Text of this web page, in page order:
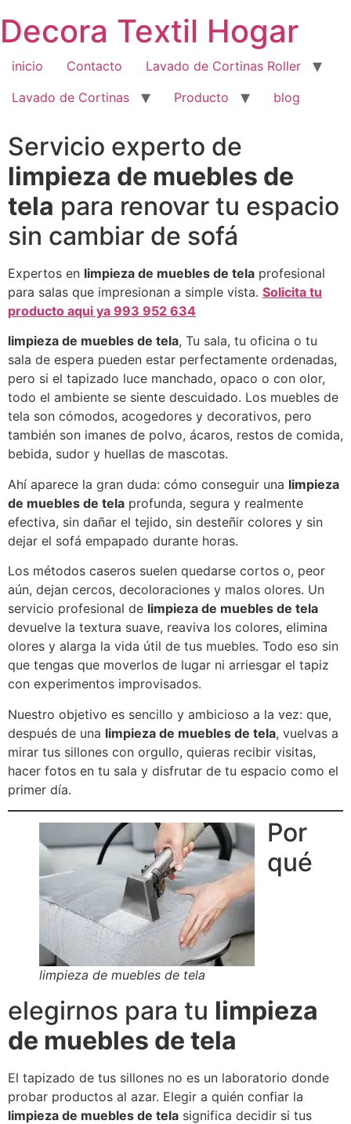
al
contenido
Decora Textil Hogar
inicio Contacto
Lavado de Cortinas Roller
Lavado de Cortinas
Producto blog
Servicio experto de
limpieza de muebles de
tela para renovar tu espacio
sin cambiar de sofá
Expertos en limpieza de muebles de tela profesional
para salas que impresionan a simple vista. Solicita tu
producto aqui ya 993 952 634
limpieza de muebles de tela, Tu sala, tu oficina o tu
sala de espera pueden estar perfectamente ordenadas,
pero si el tapizado luce manchado, opaco o con olor,
todo el ambiente se siente descuidado. Los muebles de
tela son cómodos, acogedores y decorativos, pero
también son imanes de polvo, ácaros, restos de comida,
bebida, sudor y huellas de mascotas.
Ahí aparece la gran duda: cómo conseguir una limpieza
de muebles de tela profunda, segura y realmente
efectiva, sin dañar el tejido, sin desteñir colores y sin
dejar el sofá empapado durante horas.
Los métodos caseros suelen quedarse cortos o, peor
aún, dejan cercos, decoloraciones y malos olores. Un
servicio profesional de limpieza de muebles de tela
devuelve la textura suave, reaviva los colores, elimina
olores y alarga la vida útil de tus muebles. Todo eso sin
que tengas que moverlos de lugar ni arriesgar el tapiz
con experimentos improvisados.
Nuestro objetivo es sencillo y ambicioso a la vez: que,
después de una limpieza de muebles de tela, vuelvas a
mirar tus sillones con orgullo, quieras recibir visitas,
hacer fotos en tu sala y disfrutar de tu espacio como el
primer día.
limpieza de muebles de tela
Por
qué
elegirnos para tu limpieza
de muebles de tela
El tapizado de tus sillones no es un laboratorio donde
probar productos al azar. Elegir a quién confiar la
limpieza de muebles de tela significa decidir si tus